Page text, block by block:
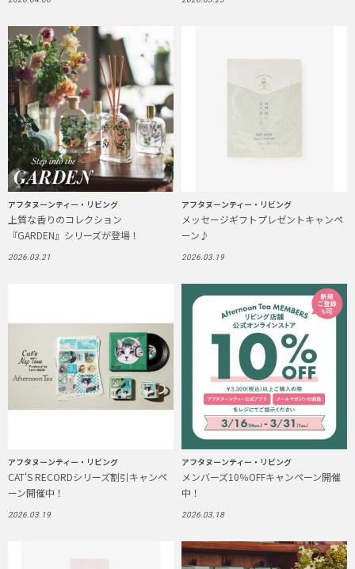
アフタヌーンティー・リビング
上質な香りのコレクション
『GARDEN』シリーズが登場！
2026.03.21
アフタヌーンティー・リビング
メッセージギフトプレゼントキャンペ
ーン♪
2026.03.19
アフタヌーンティー・リビング
CAT'S RECORDシリーズ割引キャンペ
ーン開催中！
2026.03.19
アフタヌーンティー・リビング
メンバーズ10％OFFキャンペーン開催
中！
2026.03.18